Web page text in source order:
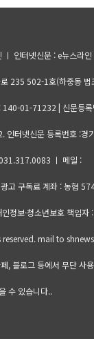
인터넷신문 : e뉴스라
로 235 502-1호(하중동 법
140-01-71232 | 신문등
터넷신문 등록번호 :경
ㅣ 메일 :
고 구독료 계좌 : 농협
정보·청소년보호 책임
mail to
, 블로그 등에서 무단 사
수 있습니다..